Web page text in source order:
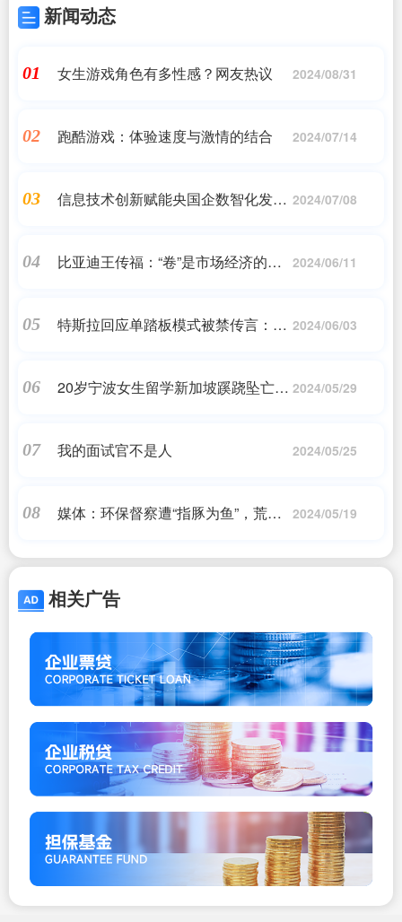
新闻动态
01 女生游戏角色有多性感？网友热议 2024/08/31
02 跑酷游戏：体验速度与激情的结合 2024/07/14
03
信息技术创新赋能央国企数智化发展 2024/07/08
04
比亚迪王传福：“卷”是市场经济的本
2024/06/11
05
特斯拉回应单踏板模式被禁传言：标 2024/06/03
06
20岁宁波女生留学新加坡蹊跷坠亡， 2024/05/29
07 我的面试官不是人 2024/05/25
08
媒体：环保督察遭“指豚为鱼”，荒诞
2024/05/19
相关广告